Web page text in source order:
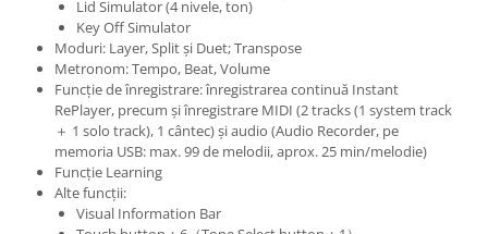
Accesorii stative
Stative de mixer
Stative de partituri
Case-uri, rack, huse si genti
Case-uri universale
Pachete si bundle
Casti Audio
Amplificatoare de casti
Lid Simulator (4 nivele, ton)
Key Off Simulator
Moduri: Layer, Split și Duet; Transpose
Metronom: Tempo, Beat, Volume
Funcție de înregistrare: înregistrarea continuă Instant
RePlayer, precum și înregistrare MIDI (2 tracks (1 system track
＋ 1 solo track), 1 cântec) și audio (Audio Recorder, pe
memoria USB: max. 99 de melodii, aprox. 25 min/melodie)
Funcție Learning
Alte funcții:
Visual Information Bar